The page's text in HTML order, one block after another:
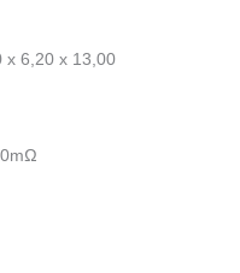
x 6,20 x 13,00